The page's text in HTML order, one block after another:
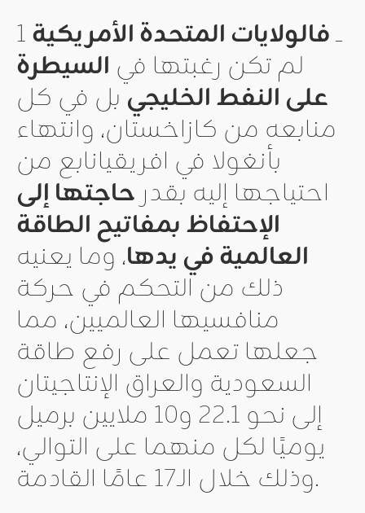
1 ــفالولايات المتحدة الأمريكية
لم تكن رغبتها في السيطرة
على النفطالخليجي بل في كل
منابعه من كازاخستان، وانتهاء
بأنغولا في افريقيانابع من
احتياجها إليه بقدر حاجتها إلى
الإحتفاظ بمفاتيح الطاقة
العالمية في يدها، وما يعنيه
ذلك من التحكم في حركة
منافسيها العالميين، مما
جعلها تعمل على رفع طاقة
السعودية والعراق الإنتاجيتان
إلى نحو 22.1 و10 ملايين برميل
يوميًا لكل منهما على التوالي،
وذلك خلال الـ17 عامًا القادمة.